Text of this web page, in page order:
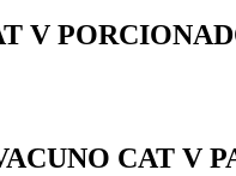
V
CAT V